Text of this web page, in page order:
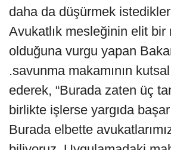
daha da düşürmek
Avukatlık mesleğinin elit bir
olduğuna vurgu yapan
.savunma makamının
ederek, “Burada zaten üç
birlikte işlerse yargıda
Burada elbette